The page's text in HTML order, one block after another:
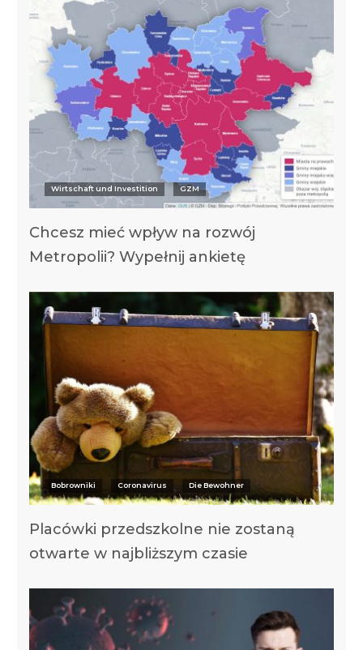
Wirtschaft und Investition GZM
Chcesz mieć wpływ na rozwój
Metropolii? Wypełnij ankietę
Bobrowniki Coronavirus Die Bewohner
Placówki przedszkolne nie zostaną
otwarte w najbliższym czasie